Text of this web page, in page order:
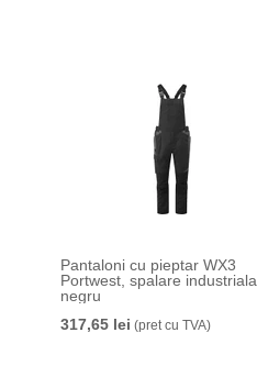
Pantaloni cu pieptar WX3
Portwest, spalare industriala,
negru
317,65 lei (pret cu TVA)